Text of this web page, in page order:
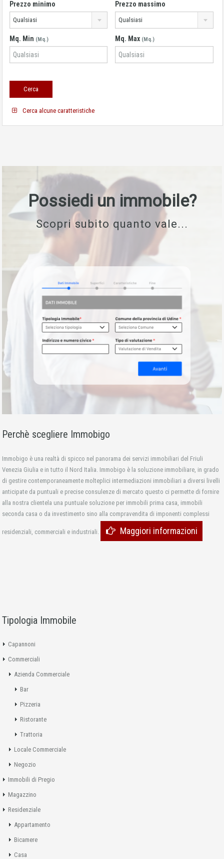
Prezzo minimo
Qualsiasi
Prezzo massimo
Qualsiasi
Mq. Min (Mq.) Mq. Max (Mq.)
Cerca alcune caratteristiche
Possiedi un immobile?
Scopri subito quanto vale...
Perchè scegliere Immobigo
Immobigo è una realtà di spicco nel panorama dei servizi immobiliari del Friuli
Venezia Giulia e in tutto il Nord Italia. Immobigo è la soluzione immobiliare, in grado
di gestire contemporaneamente molteplici intermediazioni immobiliari a diversi livelli
anticipate da puntuali e precise consulenze di mercato questo ci permette di fornire
alla nostra clientela una puntuale soluzione per immobili prima casa, immobili
seconda casa o da investimento sino alla compravendita di imponenti complessi
residenziali, commerciali e industriali. Maggiori informazioni
Tipologia Immobile
Capannoni
Commerciali
Azienda Commerciale
Bar
Pizzeria
Ristorante
Trattoria
Locale Commerciale
Negozio
Immobili di Pregio
Magazzino
Residenziale
Appartamento
Bicamere
Casa